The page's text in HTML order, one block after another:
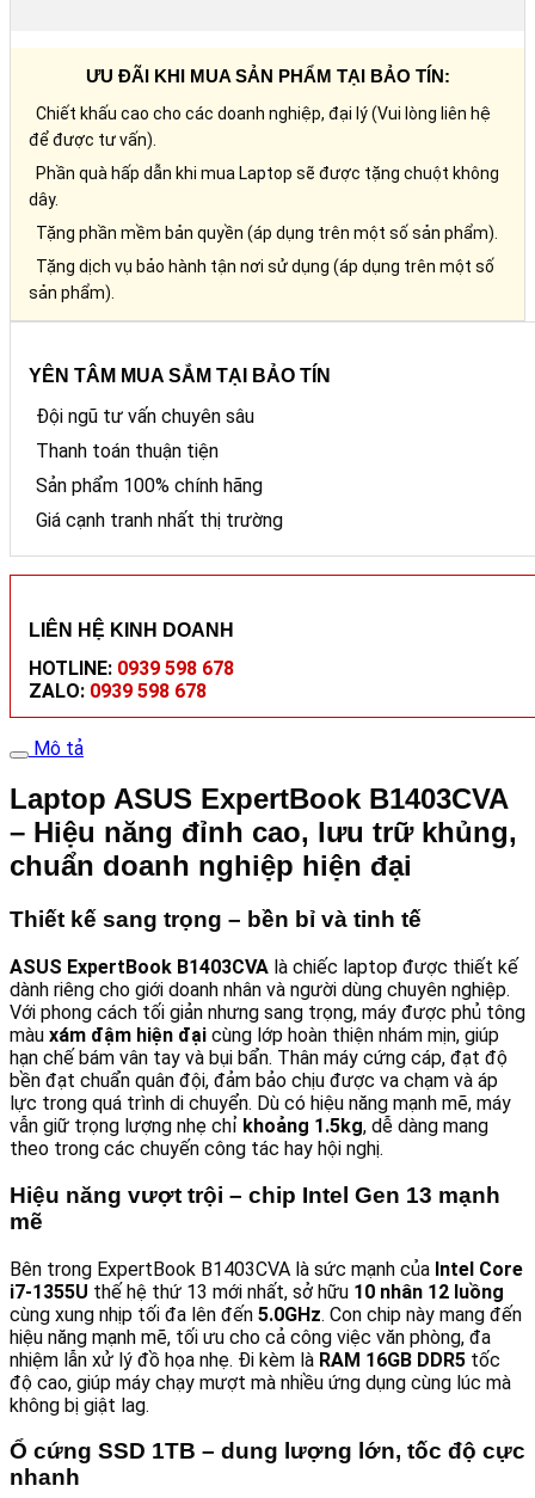
ƯU ĐÃI KHI MUA SẢN PHẨM TẠI BẢO TÍN:
Chiết khấu cao cho các doanh nghiệp, đại lý (Vui lòng liên hệ
để được tư vấn).
Phần quà hấp dẫn khi mua Laptop sẽ được tặng chuột không
dây.
Tặng phần mềm bản quyền (áp dụng trên một số sản phẩm).
Tặng dịch vụ bảo hành tận nơi sử dụng (áp dụng trên một số
sản phẩm).
YÊN TÂM MUA SẮM TẠI BẢO TÍN
Đội ngũ tư vấn chuyên sâu
Thanh toán thuận tiện
Sản phẩm 100% chính hãng
Giá cạnh tranh nhất thị trường
LIÊN HỆ KINH DOANH
HOTLINE: 0939 598 678
ZALO: 0939 598 678
Mô tả
Laptop ASUS ExpertBook B1403CVA
– Hiệu năng đỉnh cao, lưu trữ khủng,
chuẩn doanh nghiệp hiện đại
Thiết kế sang trọng – bền bỉ và tinh tế
ASUS ExpertBook B1403CVA là chiếc laptop được thiết kế
dành riêng cho giới doanh nhân và người dùng chuyên nghiệp.
Với phong cách tối giản nhưng sang trọng, máy được phủ tông
màu xám đậm hiện đại cùng lớp hoàn thiện nhám mịn, giúp
hạn chế bám vân tay và bụi bẩn. Thân máy cứng cáp, đạt độ
bền đạt chuẩn quân đội, đảm bảo chịu được va chạm và áp
lực trong quá trình di chuyển. Dù có hiệu năng mạnh mẽ, máy
vẫn giữ trọng lượng nhẹ chỉ khoảng 1.5kg, dễ dàng mang
theo trong các chuyến công tác hay hội nghị.
Hiệu năng vượt trội – chip Intel Gen 13 mạnh
mẽ
Bên trong ExpertBook B1403CVA là sức mạnh của Intel Core
i7-1355U thế hệ thứ 13 mới nhất, sở hữu 10 nhân 12 luồng
cùng xung nhịp tối đa lên đến 5.0GHz. Con chip này mang đến
hiệu năng mạnh mẽ, tối ưu cho cả công việc văn phòng, đa
nhiệm lẫn xử lý đồ họa nhẹ. Đi kèm là RAM 16GB DDR5 tốc
độ cao, giúp máy chạy mượt mà nhiều ứng dụng cùng lúc mà
không bị giật lag.
Ổ cứng SSD 1TB – dung lượng lớn, tốc độ cực
nhanh